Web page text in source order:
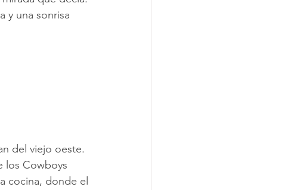
y una sonrisa
del viejo oeste.
los Cowboys
cocina, donde el